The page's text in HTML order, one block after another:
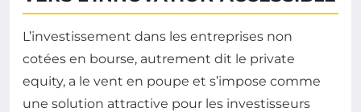
L’investissement dans les entreprises non
cotées en bourse, autrement dit le private
equity, a le vent en poupe et s’impose comme
une solution attractive pour les investisseurs